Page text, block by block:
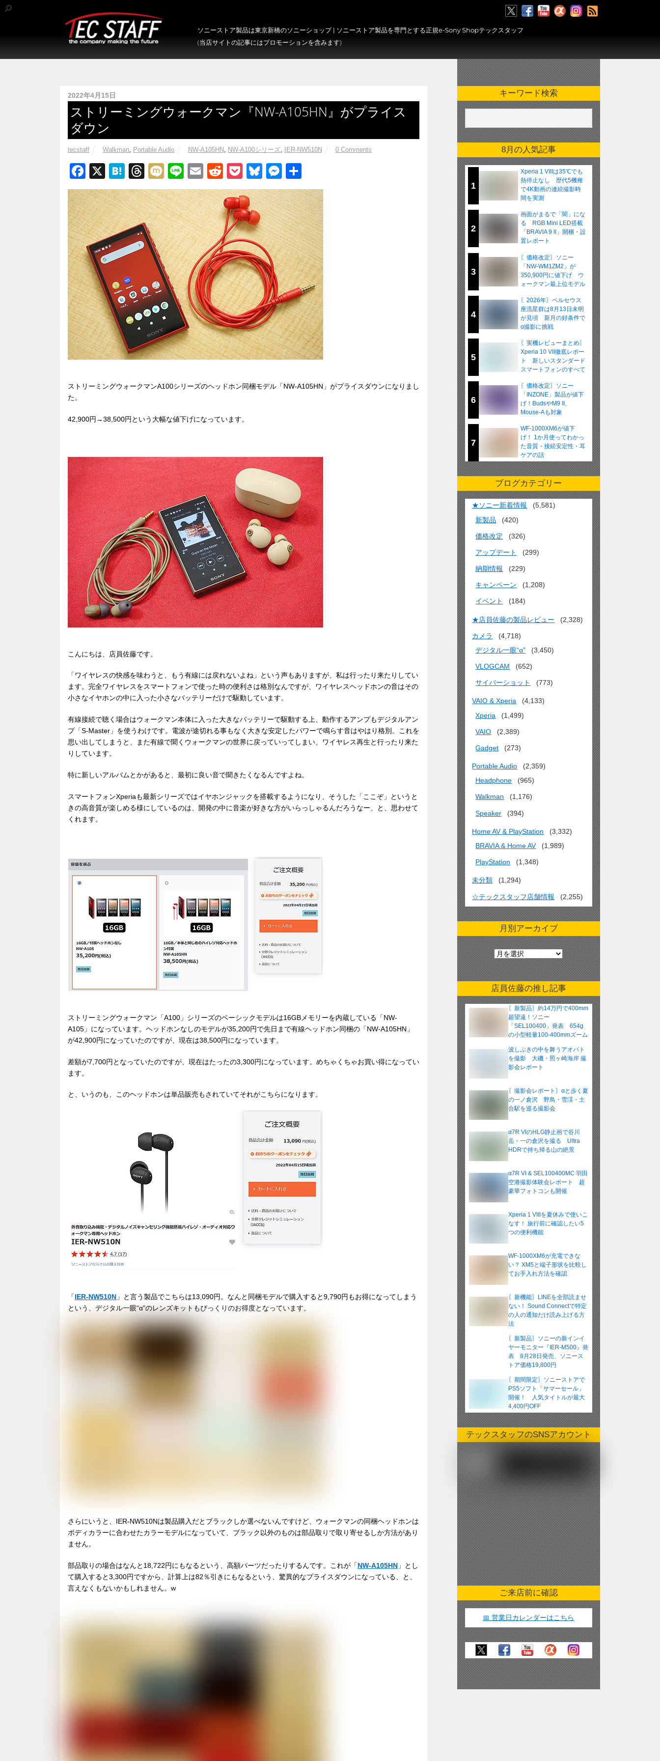
ソニーストア製品は東京新橋のソニーショップ | ソニーストア製品を専門とする正規e-Sony Shopテックスタッフ
(当店サイトの記事にはプロモーションを含みます)
2022年4月15日
ストリーミングウォークマン『NW-A105HN』がプライス
ダウン
tecstaff Walkman, Portable Audio NW-A105HN, NW-A100シリーズ, IER-NW510N 0 Comments
F
a
c
e
b
o
o
k
X
H
at
e
n
a
T
hr
e
a
d
s
M
ixi
Li
n
e
E
m
ail
R
e
d
di
t
P
o
ck
et
Bl
u
e
sk
y
M
e
ss
e
n
g
er
有
ストリーミングウォークマンA100シリーズのヘッドホン同梱モデル「NW-A105HN」がプライスダウンになりまし
た。
42,900円→38,500円という大幅な値下げになっています。
こんにちは、店員佐藤です。
「ワイヤレスの快感を味わうと、もう有線には戻れないよね」という声もありますが、私は行ったり来たりしてい
ます。完全ワイヤレスをスマートフォンで使った時の便利さは格別なんですが、ワイヤレスヘッドホンの音はその
小さなイヤホンの中に入った小さなバッテリーだけで駆動しています。
有線接続で聴く場合はウォークマン本体に入った大きなバッテリーで駆動する上、動作するアンプもデジタルアン
プ「S-Master」を使うわけです。電波が途切れる事もなく大きな安定したパワーで鳴らす音はやはり格別。これを
思い出してしまうと、また有線で聞くウォークマンの世界に戻っていってしまい、ワイヤレス再生と行ったり来た
りしています。
特に新しいアルバムとかがあると、最初に良い音で聞きたくなるんですよね。
スマートフォンXperiaも最新シリーズではイヤホンジャックを搭載するようになり、そうした「ここぞ」というと
きの高音質が楽しめる様にしているのは、開発の中に音楽が好きな方がいらっしゃるんだろうなー、と、思わせて
くれます。
ストリーミングウォークマン「A100」シリーズのベーシックモデルは16GBメモリーを内蔵している「NW-
A105」になっています。ヘッドホンなしのモデルが35,200円で先日まで有線ヘッドホン同梱の「NW-A105HN」
が42,900円になっていたのですが、現在は38,500円になっています。
差額が7,700円となっていたのですが、現在はたったの3,300円になっています。めちゃくちゃお買い得になってい
ます。
と、いうのも、このヘッドホンは単品販売もされていてそれがこちらになります。
「IER-NW510N 」と言う製品でこちらは13,090円。なんと同梱モデルで購入すると9,790円もお得になってしまう
という、デジタル一眼“α”のレンズキットもびっくりのお得度となっています。
さらにいうと、IER-NW510Nは製品購入だとブラックしか選べないんですけど、ウォークマンの同梱ヘッドホンは
ボディカラーに合わせたカラーモデルになっていて、ブラック以外のものは部品取りで取り寄せるしか方法があり
ません。
部品取りの場合はなんと18,722円にもなるという、高額パーツだったりするんです。これが「NW-A105HN 」とし
て購入すると3,300円ですから、計算上は82％引きにもなるという、驚異的なプライスダウンになっている、と、
言えなくもないかもしれません。w
キーワード検索
8月の人気記事
1
Xperia 1 VIIIは35℃でも
熱停止なし 歴代5機種
で4K動画の連続撮影時
間を実測
2
画面がまるで「闇」にな
る RGB Mini LED搭載
「BRAVIA 9 II」開梱・設
置レポート
3
〖価格改定〗ソニー
「NW-WM1ZM2」が
350,900円に値下げ ウ
ォークマン最上位モデル
4
〖2026年〗ペルセウス
座流星群は8月13日未明
が見頃 新月の好条件で
α撮影に挑戦
5
〖実機レビューまとめ〗
Xperia 10 VII徹底レポー
ト 新しいスタンダード
スマートフォンのすべて
6
〖価格改定〗ソニー
「INZONE」製品が値下
げ！BudsやM9 II、
Mouse-Aも対象
7
WF-1000XM6が値下
げ！ 1か月使ってわかっ
た音質・接続安定性・耳
ケアの話
ブログカテゴリー
★ソニー新着情報
(5,581)
新製品
(420)
価格改定 (326)
アップデート (299)
納期情報 (229)
キャンペーン (1,208)
イベント (184)
★店員佐藤の製品レビュー (2,328)
カメラ
(4,718)
デジタル一眼“α”
(3,450)
VLOGCAM (652)
サイバーショット (773)
VAIO & Xperia
(4,133)
Xperia
(1,499)
VAIO (2,389)
Gadget (273)
Portable Audio
(2,359)
Headphone
(965)
Walkman (1,176)
Speaker (394)
Home AV & PlayStation
(3,332)
BRAVIA & Home AV
(1,989)
PlayStation (1,348)
未分類 (1,294)
☆テックスタッフ店舗情報 (2,255)
月別アーカイブ
月
別
ア
ー
カ
イ
店員佐藤の推し記事
〖新製品〗約14万円で400mm
超望遠！ソニー
「SEL100400」発表 654g
の小型軽量100-400mmズーム
波しぶきの中を舞うアオバト
を撮影 大磯・照ヶ崎海岸 撮
影会レポート
〖撮影会レポート〗αと歩く夏
の一ノ倉沢 野鳥・雪渓・土
合駅を巡る撮影会
α7R VIのHLG静止画で谷川
岳・一の倉沢を撮る Ultra
HDRで持ち帰る山の絶景
α7R VI & SEL100400MC 羽田
空港撮影体験会レポート 超
豪華フォトコンも開催
Xperia 1 VIIIを夏休みで使いこ
なす！ 旅行前に確認したい5
つの便利機能
WF-1000XM6が充電できな
い？ XM5と端子形状を比較し
てお手入れ方法を確認
〖新機能〗LINEを全部読ませ
ない！ Sound Connectで特定
の人の通知だけ読み上げる方
法
〖新製品〗ソニーの新インイ
ヤーモニター『IER-M500』発
表 8月28日発売、ソニース
トア価格19,800円
〖期間限定〗ソニーストアで
PS5ソフト「サマーセール」
開催！ 人気タイトルが最大
4,400円OFF
テックスタッフのSNSアカウント
ご来店前に確認
📅 営業日カレンダーはこちら